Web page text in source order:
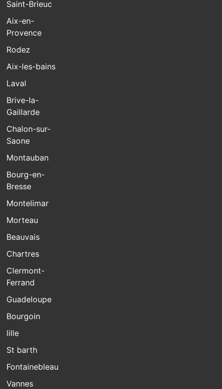
Saint-Brieuc
Aix-en-
Provence
Rodez
Aix-les-bains
Laval
Brive-la-
Gaillarde
Chalon-sur-
Saone
Montauban
Bourg-en-
Bresse
Montelimar
Morteau
Beauvais
Chartres
Clermont-
Ferrand
Guadeloupe
Bourgoin
lille
St barth
Fontainebleau
Vannes